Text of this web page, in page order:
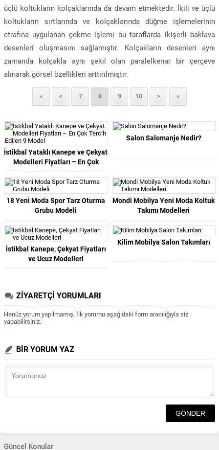
üçlü koltukların kolçaklarında da devam etmektedir. İkili ve üçlü
koltukların sırtlarında ve kolçaklarında düğme işlemelerinin
etrafına uygulanan çekme işlemi bu taraflarda ikişerli baklava
desenleri oluşmasını sağlamıştır. Kolçakların desenleri aynı
zamanda kolçakla aynı şekil olan paralelkenar bir çerçeve
alınarak görsel özellikleri arttırılmıştır.
« < 7 8 9 10 > »
İstikbal Yataklı Kanepe ve Çekyat
Modelleri Fiyatları – En Çok
Tercih Edilen 9 Model
Salon Salomanje Nedir?
18 Yeni Moda Spor Tarz Oturma
Grubu Modeli
Mondi Mobilya Yeni Moda Koltuk
Takımı Modelleri
İstikbal Kanepe, Çekyat Fiyatları
ve Ucuz Modelleri
Kilim Mobilya Salon Takımları
ZİYARETÇİ YORUMLARI
Henüz yorum yapılmamış. İlk yorumu aşağıdaki form aracılığıyla siz
yapabilirsiniz.
BİR YORUM YAZ
Güncel Konular